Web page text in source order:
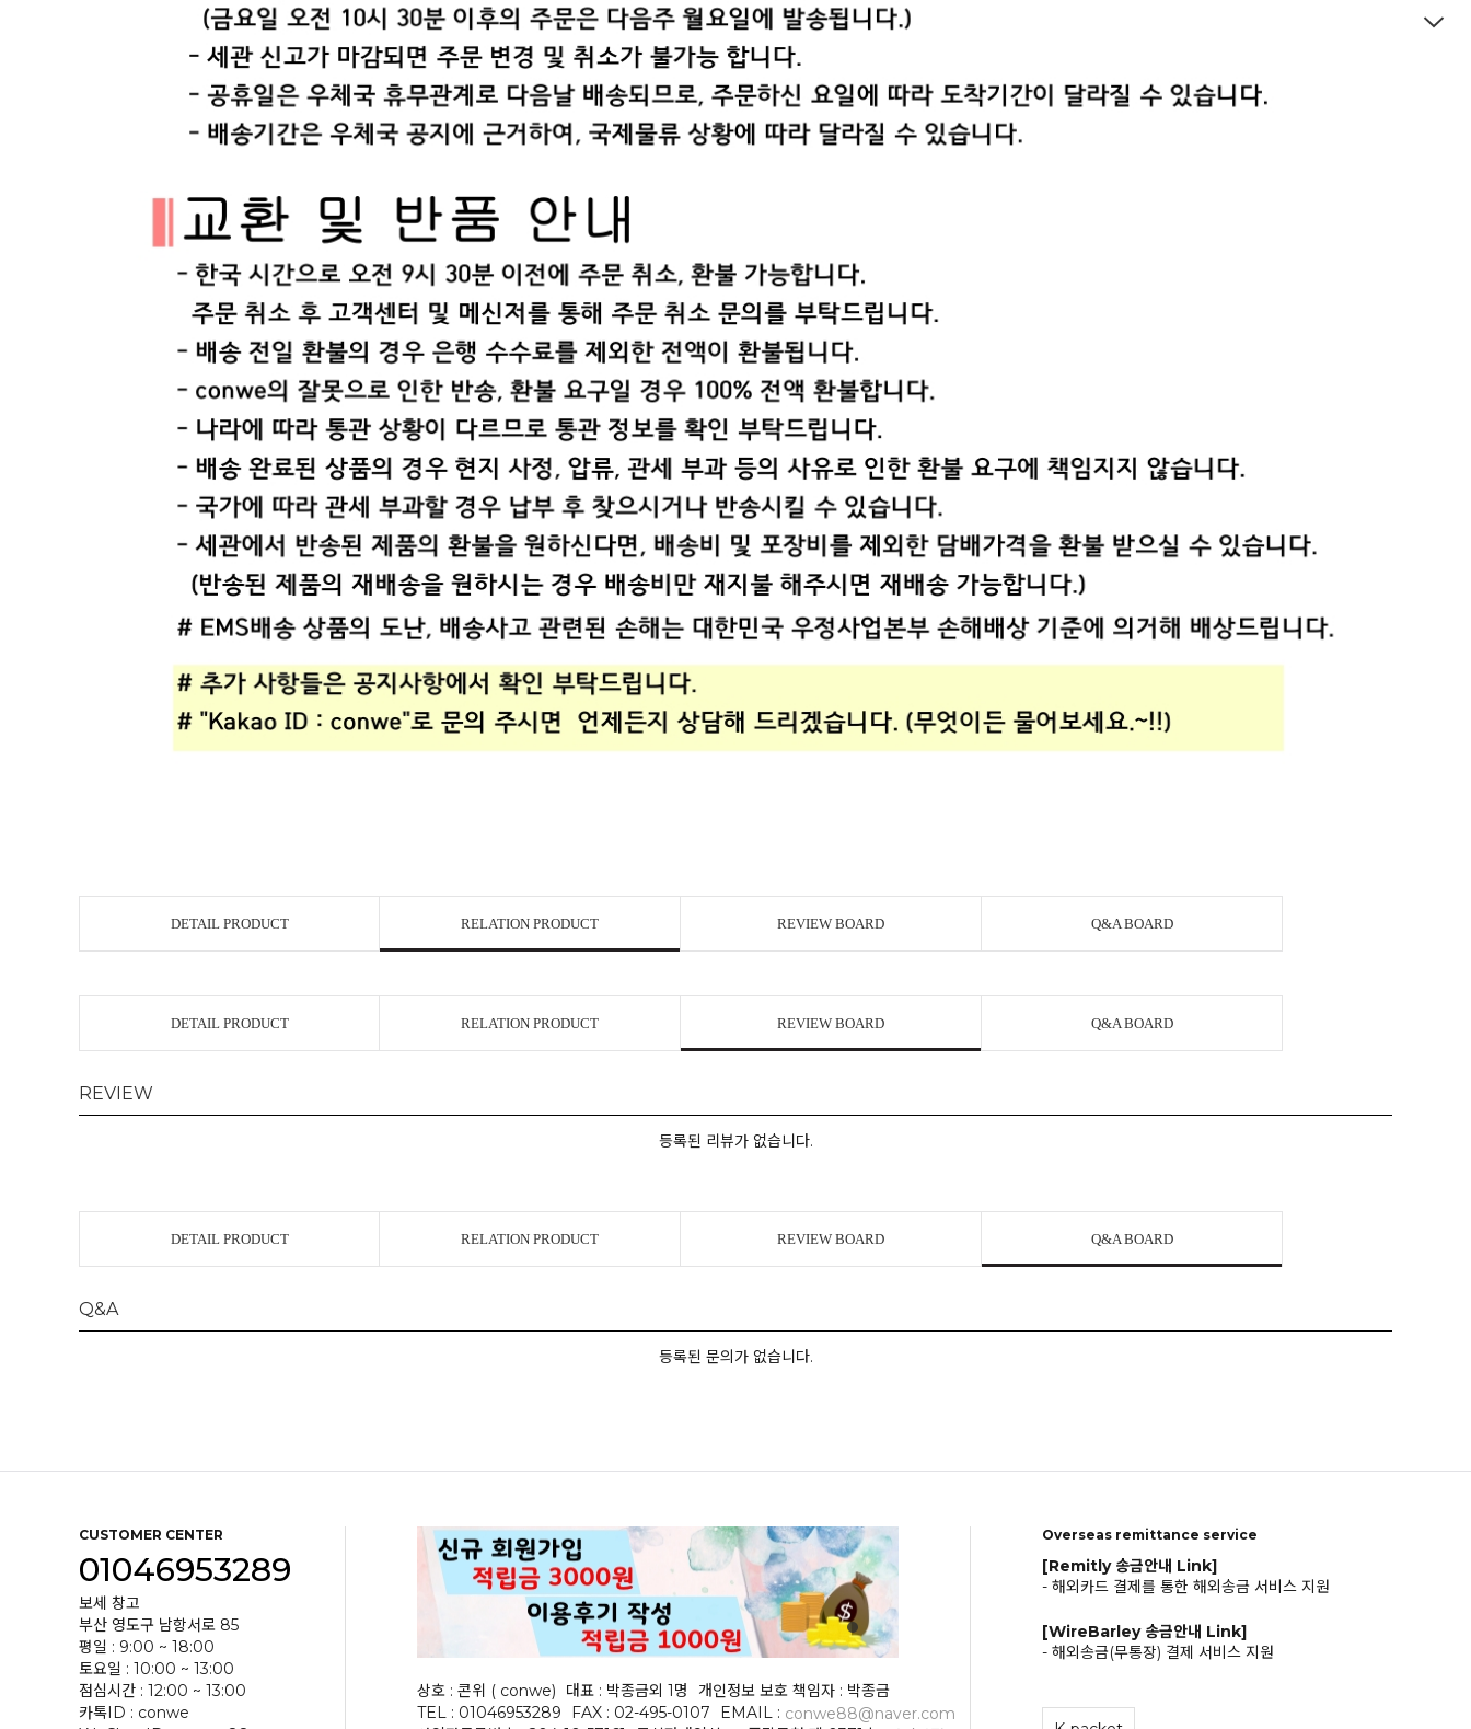
DETAIL PRODUCT RELATION PRODUCT REVIEW BOARD Q&A BOARD
DETAIL PRODUCT RELATION PRODUCT REVIEW BOARD Q&A BOARD
REVIEW
등록된 리뷰가 없습니다.
DETAIL PRODUCT RELATION PRODUCT REVIEW BOARD Q&A BOARD
Q&A
등록된 문의가 없습니다.
CUSTOMER CENTER
01046953289
보세 창고
부산 영도구 남항서로 85
평일 : 9:00 ~ 18:00
토요일 : 10:00 ~ 13:00
점심시간 : 12:00 ~ 13:00
카톡ID : conwe
상호 : 콘위 ( conwe) 대표 : 박종금외 1명
개인정보 보호 책임자 : 박종금
TEL : 01046953289
FAX : 02-495-0107 EMAIL : conwe88@naver.com
Overseas remittance service
[Remitly 송금안내 Link]
- 해외카드 결제를 통한 해외송금 서비스 지원
[WireBarley 송금안내 Link]
- 해외송금(무통장) 결제 서비스 지원